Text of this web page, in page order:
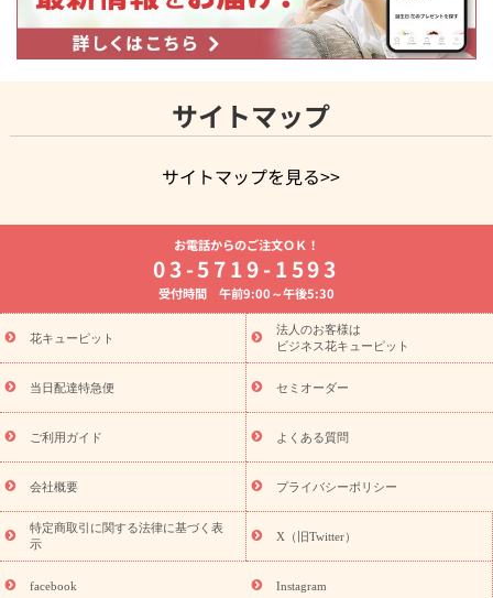
サイトマップ
サイトマップを見る>>
よく贈られる花
お祝いの花特集
誕生日フラワーギフト特集
8月の誕生花(トルコキキョウ)
開店・開業祝い
お供え・お悔やみ お供え・お悔やみの花
通夜・葬儀に贈る花 胡蝶蘭・花鉢
ーブドフラワー
季節のイベント
ひまわり ギフト・プレゼント
特集
お盆 花（新盆・初盆） 季節のイベント
お盆 花（新
盆・初盆）
お盆 花（新盆・初盆）
お盆・お供え 花とセットギ
フト
お盆・お供え プリザーブドフラワー
ひまわり ギフト・プ
レゼント特集
夏の花贈り・お中元・暑中見舞い 花のギフト特集
敬老の日におくる花ギフト・プレゼント特集
花ギフト・プレゼント特集
敬老の日 花のおすすめランキング
敬
老の日 花鉢植えのギフト・プレゼント特集
敬老の日 花とセットギ
フト・プレゼント特集
敬老の日の花 全てのギフト一覧
キャン
ペーン
映画『ウォーターガーディアンズ』コラボキャンペーン
「きょう誕生日なんです」キャンペーン
誕生日の花を探す
誕生日フラワーギフト 誕生日フラワーギフト特集
お電話からのご注文ＯＫ！
03-5719-1593
受付時間 午前9:00～午後5:30
花キューピット
法人のお客様は
ビジネス花キューピット
当日配達特急便 セミオーダー
ご利用ガイド よくある質問
会社概要 プライバシーポリシー
特定商取引に関する法律に基づく表
示
X（旧Twitter）
facebook Instagram